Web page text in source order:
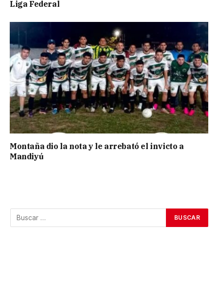
Liga Federal
Montaña dio la nota y le arrebató el invicto a
Mandiyú